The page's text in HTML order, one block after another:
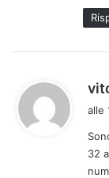
alle
32